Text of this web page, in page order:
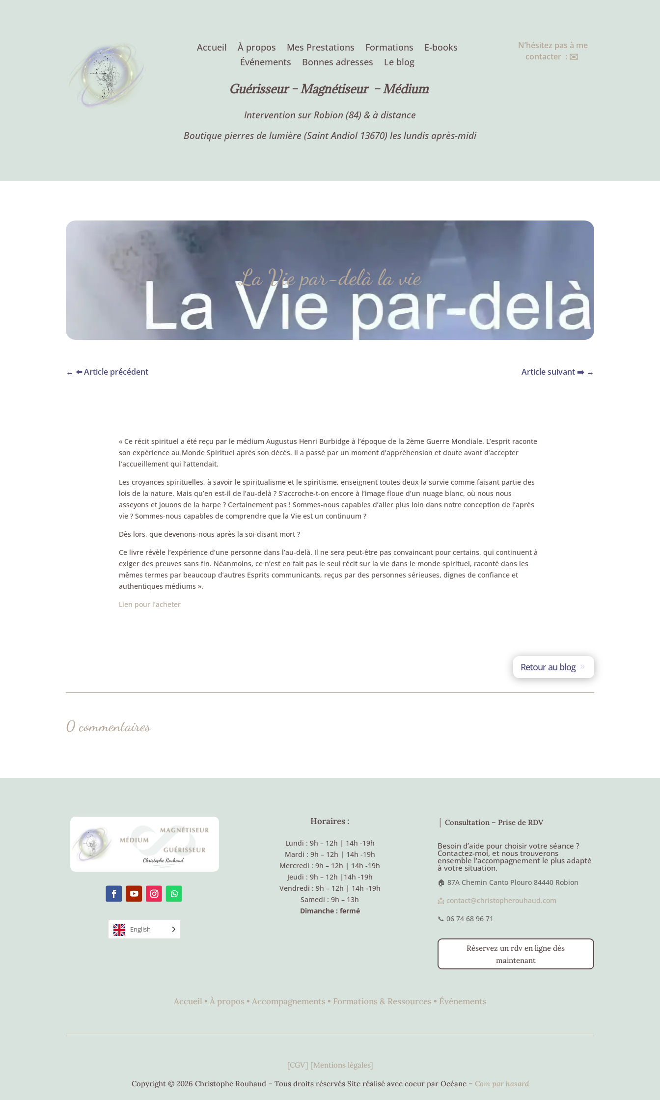
Accueil À propos Mes Prestations Formations
E-books
Événements
Bonnes adresses Le blog
Guérisseur –Magnétiseur – Médium
Intervention sur Robion (84) & à distance
Boutique pierres de lumière (Saint Andiol 13670) les lundis après-midi
N’hésitez pas à me
contacter : ✉️
La Vie par-delà la vie
← ⬅️ Article précédent Article suivant ➡️→
« Ce récit spirituel a été reçu par le médium Augustus Henri Burbidge à l’époque de la 2ème Guerre Mondiale. L’esprit raconte
son expérience au Monde Spirituel après son décès. Il a passé par un moment d’appréhension et doute avant d’accepter
l’accueillement qui l’attendait.
Les croyances spirituelles, à savoir le spiritualisme et le spiritisme, enseignent toutes deux la survie comme faisant partie des
lois de la nature. Mais qu’en est-il de l’au-delà ? S’accroche-t-on encore à l’image floue d’un nuage blanc, où nous nous
asseyons et jouons de la harpe ? Certainement pas ! Sommes-nous capables d’aller plus loin dans notre conception de l’après
vie ? Sommes-nous capables de comprendre que la Vie est un continuum ?
Dès lors, que devenons-nous après la soi-disant mort ?
Ce livre révèle l’expérience d’une personne dans l’au-delà. Il ne sera peut-être pas convaincant pour certains, qui continuent à
exiger des preuves sans fin. Néanmoins, ce n’est en fait pas le seul récit sur la vie dans le monde spirituel, raconté dans les
mêmes termes par beaucoup d’autres Esprits communicants, reçus par des personnes sérieuses, dignes de confiance et
authentiques médiums ».
Lien pour l’acheter
Retour au blog
0 commentaires
English
Horaires :
Lundi : 9h – 12h | 14h -19h
Mardi : 9h – 12h | 14h -19h
Mercredi : 9h – 12h | 14h -19h
Jeudi : 9h – 12h | 14h -19h
Vendredi : 9h – 12h | 14h -19h
Samedi : 9h – 13h
Dimanche : fermé
│ Consultation – Prise de RDV
Besoin d’aide pour choisir votre séance ?
Contactez-moi, et nous trouverons
ensemble l’accompagnement le plus adapté
à votre situation.
🏠 87A Chemin Canto Plouro 84440 Robion
📩 contact@christopherouhaud.com
📞 06 74 68 96 71
Réservez un rdv en ligne dès
maintenant
Accueil • À propos • Accompagnements • Formations & Ressources • Événements
[CGV] [Mentions légales]
Copyright © 2026 Christophe Rouhaud – Tous droits réservés Site réalisé avec coeur par Océane – Com par hasard